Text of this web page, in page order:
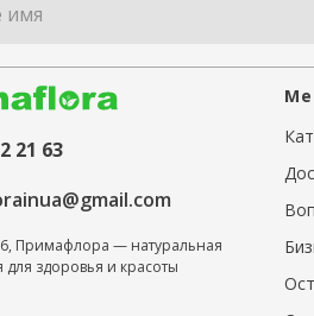
имя
21 63
Примафлора — натуральная
для здоровья и красоты